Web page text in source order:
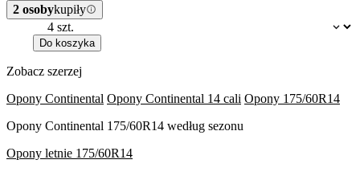
Dostępność:
2 osobykupiły
Do koszyka
Zobacz szerzej
Opony Continental Opony Continental 14 cali Opony 175/60R14
Opony Continental 175/60R14 według sezonu
Opony letnie 175/60R14